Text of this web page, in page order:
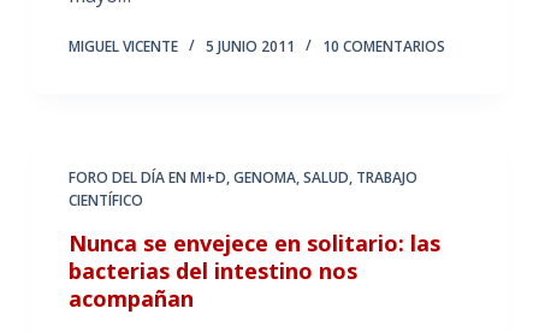
MIGUEL VICENTE 5 JUNIO 2011 10 COMENTARIOS
FORO DEL DÍA EN MI+D,GENOMA,SALUD, TRABAJO
CIENTÍFICO
Nunca se envejece en solitario: las
bacterias del intestino nos
acompañan